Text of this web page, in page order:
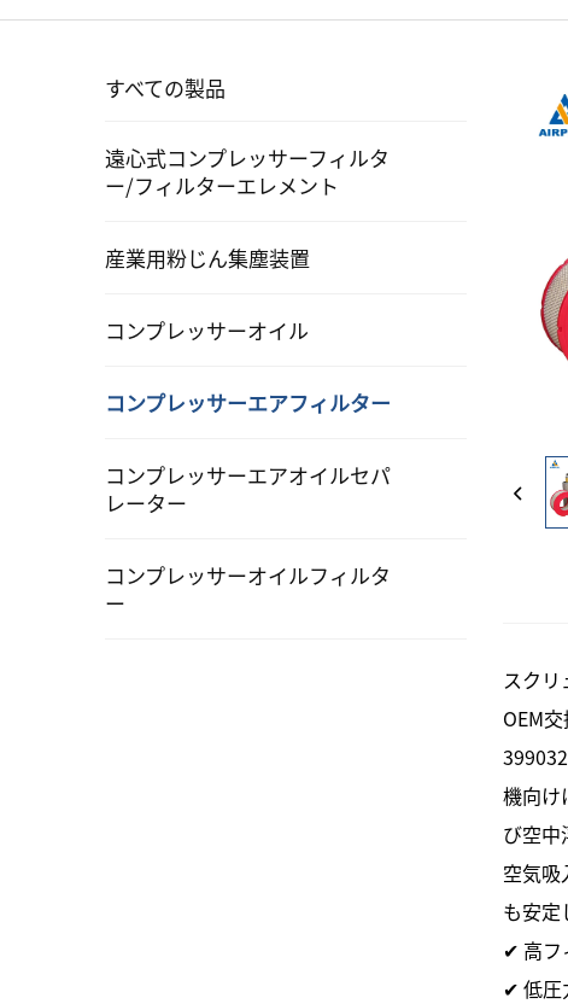
すべての製品
遠心式コンプレッサーフィルタ
ー/フィルターエレメント
産業用粉じん集塵装置
コンプレッサーオイル
コンプレッサーエアフィルター
コンプレッサーエアオイルセパ
レーター
コンプレッサーオイルフィルタ
ー
スク
OEM
機向け
び空中
空気吸
も安定
✔ 高フ
✔ 低圧